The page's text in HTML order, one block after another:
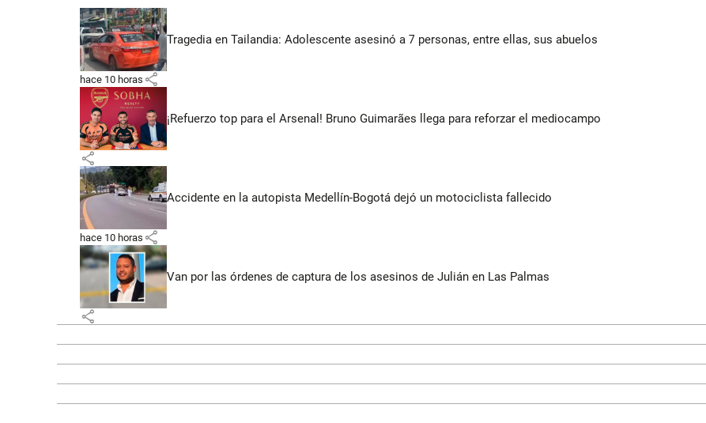
Tragedia en Tailandia: Adolescente asesinó a 7 personas, entre ellas, sus abuelos
hace 10 horas share
¡Refuerzo top para el Arsenal! Bruno Guimarães llega para reforzar el mediocampo
share
Accidente en la autopista Medellín-Bogotá dejó un motociclista fallecido
hace 10 horas share
Van por las órdenes de captura de los asesinos de Julián en Las Palmas
share